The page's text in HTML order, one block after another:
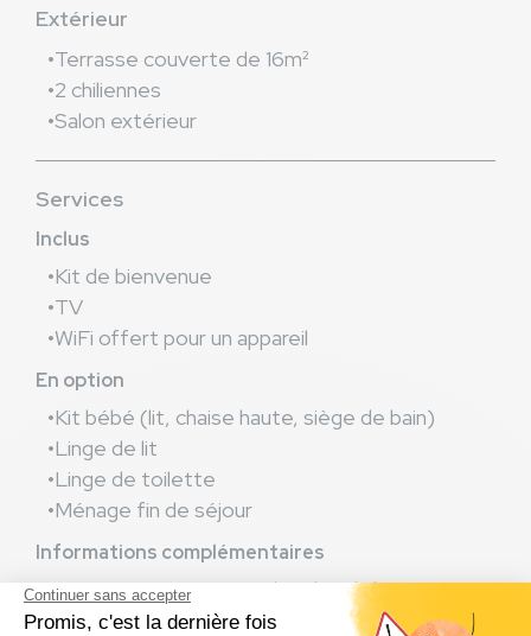
Extérieur
Terrasse couverte de 16m²
2 chiliennes
Salon extérieur
Services
Inclus
Kit de bienvenue
TV
WiFi offert pour un appareil
En option
Kit bébé (lit, chaise haute, siège de bain)
Linge de lit
Linge de toilette
Ménage fin de séjour
Informations complémentaires
Les animaux sont interdits dans la location
Deux places pour vos voitures (sauf camping-